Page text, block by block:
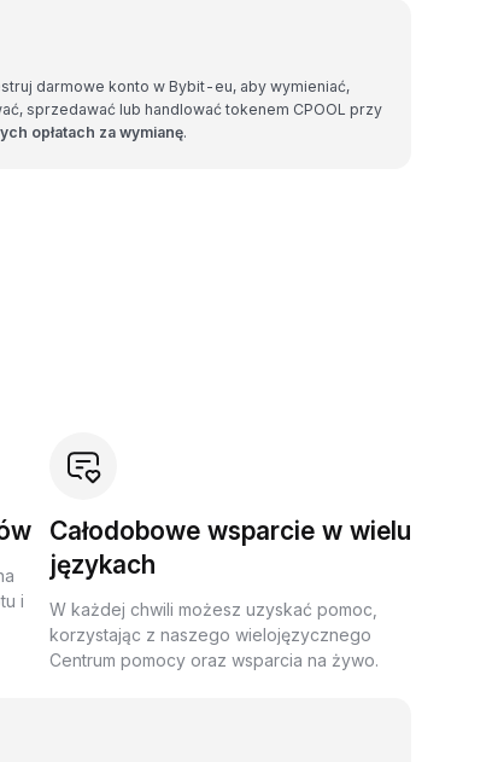
darmowe konto w Bybit-eu, aby wymieniać,
sprzedawać lub handlować tokenem CPOOL przy
opłatach za wymianę.
i
Całodobowe wsparcie w wielu
językach
W każdej chwili możesz uzyskać pomoc,
korzystając z naszego wielojęzycznego
Centrum pomocy oraz wsparcia na żywo.